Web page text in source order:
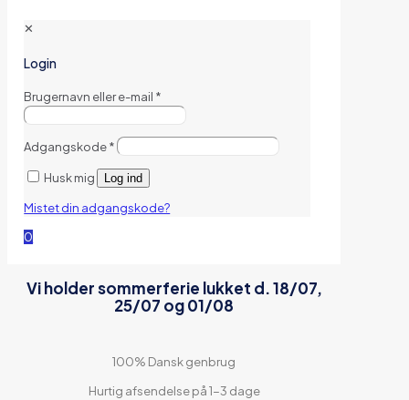
✕
Login
Brugernavn eller e-mail *
Adgangskode*
Husk mig Log ind
Mistet din adgangskode?
0
Vi holder sommerferie lukket d. 18/07,
25/07 og 01/08
100% Dansk genbrug
Hurtig afsendelse på 1-3 dage